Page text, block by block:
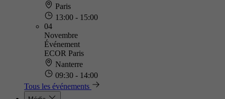
Paris
13:00 - 15:00
04
Novembre
Événement
ECOR Paris
Nanterre
09:30 - 14:00
Tous les événements